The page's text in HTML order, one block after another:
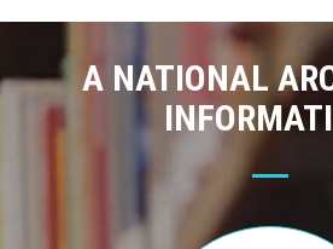
A NATIONAL